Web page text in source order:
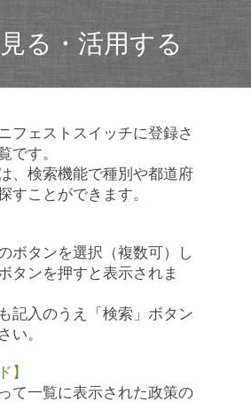
る・活用する
フェストスイッチに登録さ
です。
、検索機能で種別や都道府
すことができます。
ボタンを選択（複数可）し
タンを押すと表示されま
記入のうえ「検索」ボタン
い。
】
て一覧に表示された政策の